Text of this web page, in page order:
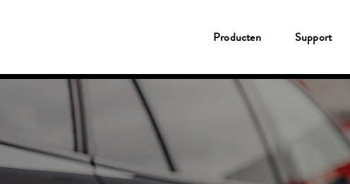
Service
Fleetcor App
MyFleetcor
Shell tankstation
CO2 compensatie
Support
Klantenservice
MyFleetcor
Producten Support